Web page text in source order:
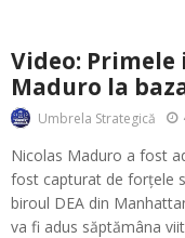
Video:
Maduro la
Umbrela Strategică
Nicolas Maduro a fost
fost capturat de forțele
biroul DEA din
va fi adus săptămâna